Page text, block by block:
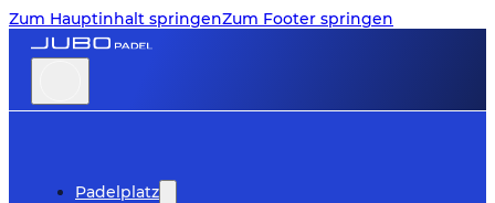
Zum Hauptinhalt springenZum Footer springen
Padelplatz